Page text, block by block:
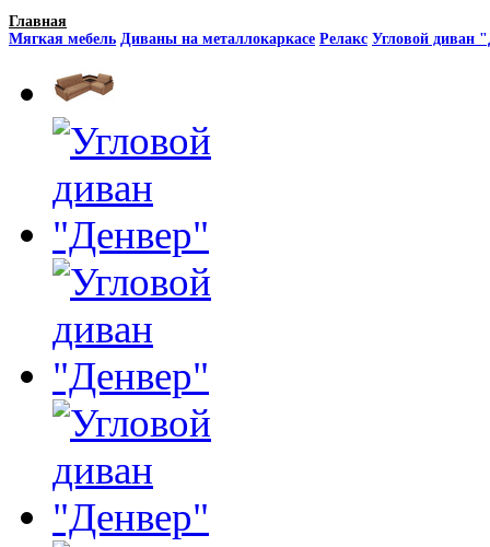
Главная
Мягкая мебель Диваны на металлокаркасе Релакс Угловой диван